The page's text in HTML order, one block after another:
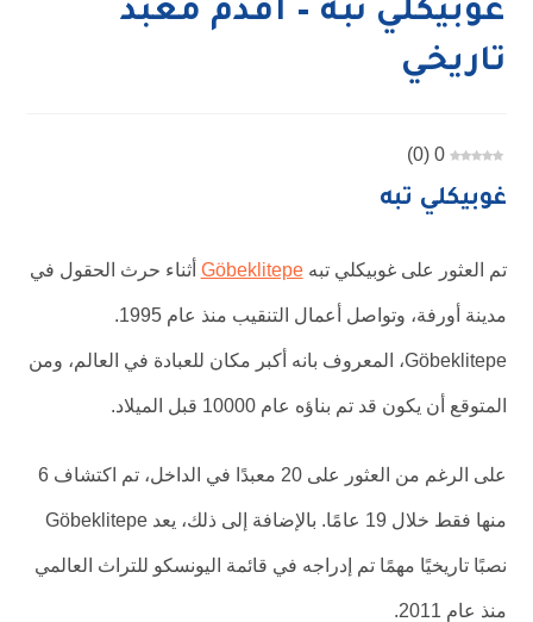
غوبيكلي تبه – أقدم معبد
تاريخي
0
(
0
)
غوبيكلي تبه
تم العثور على غوبيكلي تبهGöbeklitepe أثناء حرث الحقول في
مدينة أورفة، وتواصل أعمال التنقيب منذ عام 1995.
Göbeklitepe، المعروف بانه أكبر مكان للعبادة في العالم، ومن
المتوقع أن يكون قد تم بناؤه عام 10000 قبل الميلاد.
على الرغم من العثور على 20 معبدًا في الداخل، تم اكتشاف 6
منها فقط خلال 19 عامًا. بالإضافة إلى ذلك، يعد Göbeklitepe
نصبًا تاريخيًا مهمًا تم إدراجه في قائمة اليونسكو للتراث العالمي
منذ عام 2011.